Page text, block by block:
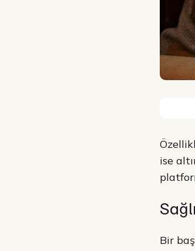
ise
Bir